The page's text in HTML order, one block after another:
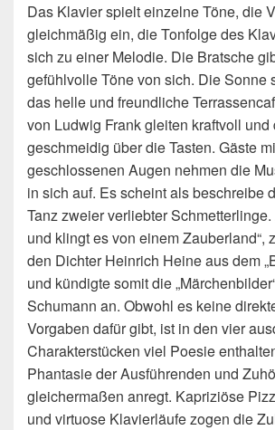
Das Klavier spielt einzelne Töne, die
gleichmäßig ein, die Tonfolge des
sich zu einer Melodie. Die Bratsche
gefühlvolle Töne von sich. Die Sonne
das helle und freundliche
von Ludwig Frank gleiten kraftvoll und
geschmeidig über die Tasten. Gäste
geschlossenen Augen nehmen die
in sich auf. Es scheint als beschreibe
Tanz zweier verliebter Schmetterlinge.
und klingt es von einem Zauberland“,
den Dichter Heinrich Heine aus dem
und kündigte somit die
Schumann an. Obwohl es keine
Vorgaben dafür gibt, ist in den vier
Charakterstücken viel Poesie
Phantasie der Ausführenden und
gleichermaßen anregt. Kapriziöse
und virtuose Klavierläufe zogen die